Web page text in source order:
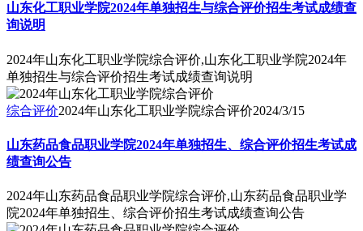
山东化工职业学院2024年单独招生与综合评价招生考试成绩查
询说明
2024年山东化工职业学院综合评价,山东化工职业学院2024年
单独招生与综合评价招生考试成绩查询说明
综合评价2024年山东化工职业学院综合评价2024/3/15
山东药品食品职业学院2024年单独招生、综合评价招生考试成
绩查询公告
2024年山东药品食品职业学院综合评价,山东药品食品职业学
院2024年单独招生、综合评价招生考试成绩查询公告